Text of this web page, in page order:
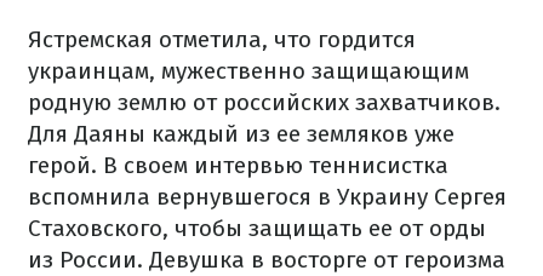
Ястремская отметила, что гордится
украинцам, мужественно защищающим
родную землю от российских захватчиков.
Для Даяны каждый из ее земляков уже
герой. В своем интервью теннисистка
вспомнила вернувшегося в Украину Сергея
Стаховского, чтобы защищать ее от орды
из России. Девушка в восторге от героизма